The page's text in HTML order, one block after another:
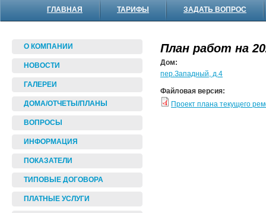
ГЛАВНАЯ ТАРИФЫ ЗАДАТЬ ВОПРОС
О КОМПАНИИ
НОВОСТИ
ГАЛЕРЕИ
ДОМА/ОТЧЕТЫ/ПЛАНЫ
ВОПРОСЫ
ИНФОРМАЦИЯ
ПОКАЗАТЕЛИ
ТИПОВЫЕ ДОГОВОРА
ПЛАТНЫЕ УСЛУГИ
План работ на
Дом:
пер.Западный, д.4
Файловая версия:
Проект плана текущего